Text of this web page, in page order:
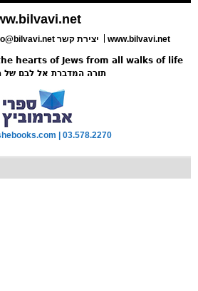
www.bilvavi.net info@bilvavi.net יצירת קשר
hearts of Jews from all walks of life
תורה המדברת אל לבם של
| 03.578.2270